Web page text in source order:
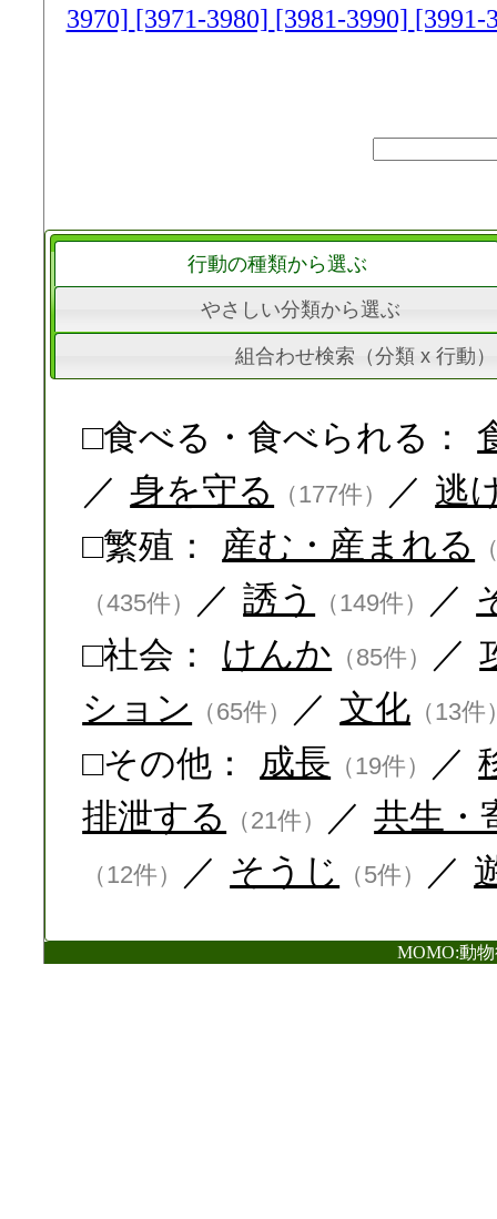
3970] [3971-3980] [3981-3990] [3991-
行動の種類から選ぶ
やさしい分類から選ぶ
組合わせ検索（分類 x 行動）
□食べる・食べられる：
／ 身を守る （177件） ／ 逃
□繁殖：
産む・産まれる
（435件）
／ 誘う （149件） ／
□社会：
けんか （85件） ／
ション
（65件） ／ 文化 （13件
□その他： 成長 （19件） ／
排泄する
（21件） ／ 共生・
（12件） ／ そうじ （5件） ／
MOMO:動